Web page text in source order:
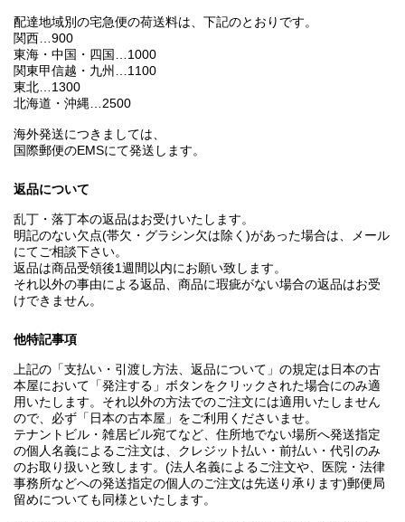
配達地域別の宅急便の荷送料は、下記のとおりです。
関西…900
東海・中国・四国…1000
関東甲信越・九州…1100
東北…1300
北海道・沖縄…2500
海外発送につきましては、
国際郵便のEMSにて発送します。
返品について
乱丁・落丁本の返品はお受けいたします。
明記のない欠点(帯欠・グラシン欠は除く)があった場合は、メール
にてご相談下さい。
返品は商品受領後1週間以内にお願い致します。
それ以外の事由による返品、商品に瑕疵がない場合の返品はお受
けできません。
他特記事項
上記の「支払い・引渡し方法、返品について」の規定は日本の古
本屋において「発注する」ボタンをクリックされた場合にのみ適
用いたします。それ以外の方法でのご注文には適用いたしません
ので、必ず「日本の古本屋」をご利用くださいませ。
テナントビル・雑居ビル宛てなど、住所地でない場所へ発送指定
の個人名義によるご注文は、クレジット払い・前払い・代引のみ
のお取り扱いと致します。(法人名義によるご注文や、医院・法律
事務所などへの発送指定の個人のご注文は先送り承ります)郵便局
留めについても同様といたします。